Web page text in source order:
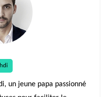
un jeune papa passionné